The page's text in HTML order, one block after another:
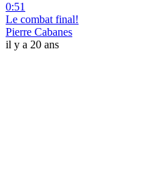
0:51
Le combat final!
Pierre Cabanes
il y a 20 ans